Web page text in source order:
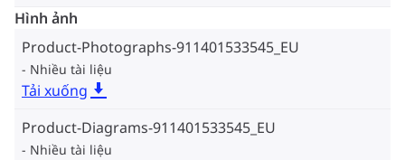
Hình ảnh
Product-Photographs-911401533545_EU
Nhiều tài liệu
Tải xuống
Product-Diagrams-911401533545_EU
Nhiều tài liệu